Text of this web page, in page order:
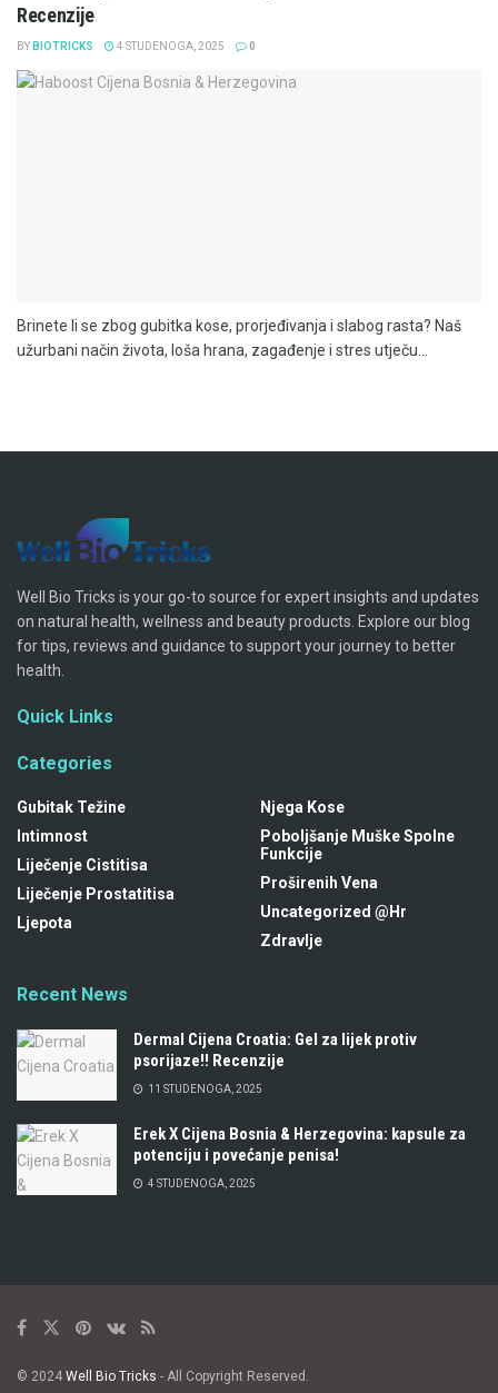
Recenzije
BY BIOTRICKS 4 STUDENOGA, 2025 0
Brinete li se zbog gubitka kose, prorjeđivanja i slabog rasta? Naš
užurbani način života, loša hrana, zagađenje i stres utječu...
Well Bio Tricks is your go-to source for expert insights and updates
on natural health, wellness and beauty products. Explore our blog
for tips, reviews and guidance to support your journey to better
health.
Quick Links
Categories
Gubitak Težine
Intimnost
Liječenje Cistitisa
Liječenje Prostatitisa
Ljepota
Njega Kose
Poboljšanje Muške Spolne
Funkcije
Proširenih Vena
Uncategorized @hr
Zdravlje
Recent News
Dermal Cijena Croatia: Gel za lijek protiv
psorijaze!! Recenzije
11 STUDENOGA, 2025
Erek X Cijena Bosnia & Herzegovina: kapsule za
potenciju i povećanje penisa!
4 STUDENOGA, 2025
© 2024 Well Bio Tricks - All Copyright Reserved.